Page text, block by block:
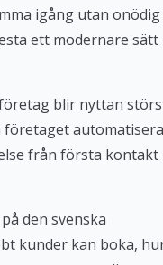
igång utan onödig
ett modernare sätt
blir nyttan
företaget automatisera
från första kontakt
den svenska
kunder kan boka,